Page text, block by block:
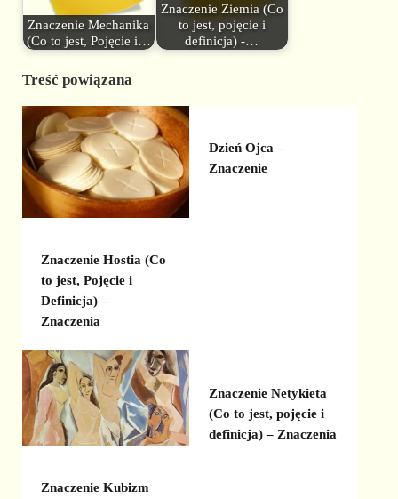
Znaczenie Mechanika
(Co to jest, Pojęcie i…
Znaczenie Ziemia (Co
to jest, pojęcie i
definicja) -…
Treść powiązana
Znaczenie Hostia (Co
to jest, Pojęcie i
Definicja) –
Znaczenia
Dzień Ojca –
Znaczenie
Znaczenie Kubizm
Znaczenie Netykieta
(Co to jest, pojęcie i
definicja) – Znaczenia